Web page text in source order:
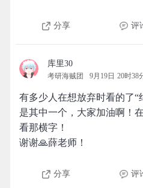
分享 评
库里30
考研海贼团 9月19日 20时38
有多少人在想放弃时看的了“
是其中一个，大家加油啊！
看那横字！
谢谢🙏薛老师！
分享 评